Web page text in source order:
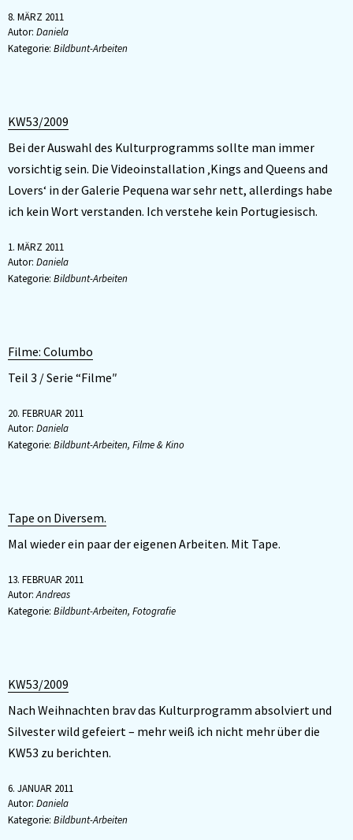
8. MÄRZ 2011
Autor: Daniela
Kategorie: Bildbunt-Arbeiten
KW53/2009
Bei der Auswahl des Kulturprogramms sollte man immer
vorsichtig sein. Die Videoinstallation ‚Kings and Queens and
Lovers‘ in der Galerie Pequena war sehr nett, allerdings habe
ich kein Wort verstanden. Ich verstehe kein Portugiesisch.
1. MÄRZ 2011
Autor: Daniela
Kategorie: Bildbunt-Arbeiten
Filme: Columbo
Teil 3 / Serie “Filme″
20. FEBRUAR 2011
Autor: Daniela
Kategorie: Bildbunt-Arbeiten, Filme & Kino
Tape on Diversem.
Mal wieder ein paar der eigenen Arbeiten. Mit Tape.
13. FEBRUAR 2011
Autor:Andreas
Kategorie: Bildbunt-Arbeiten, Fotografie
KW53/2009
Nach Weihnachten brav das Kulturprogramm absolviert und
Silvester wild gefeiert – mehr weiß ich nicht mehr über die
KW53 zu berichten.
6. JANUAR 2011
Autor: Daniela
Kategorie: Bildbunt-Arbeiten